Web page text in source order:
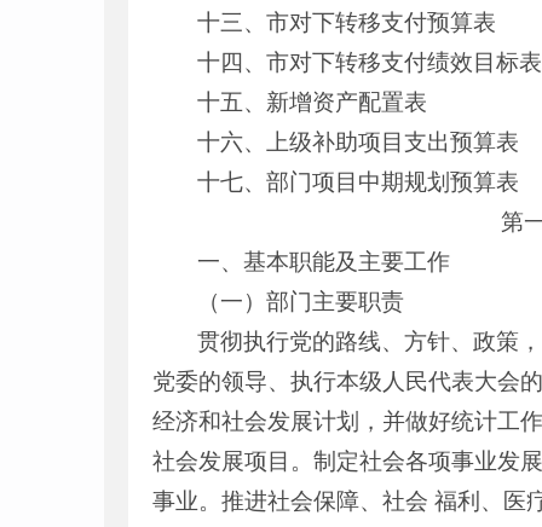
十三、市对下转移支付预算表
十四、市对下转移支付绩效目标表
十五、新增资产配置表
十六、上级补助项目支出预算表
十七、部门项目中期规划预算表
第
一、基本职能及主要工作
（一）部门主要职责
贯彻执行党的路线、方针、政策
党委的领导、执行本级人民代表大会
经济和社会发展计划，并做好统计工
社会发展项目。制定社会各项事业发
事业。推进社会保障、社会 福利、医